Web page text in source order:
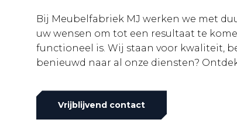
Bij Meubelfabriek MJ werken we met
uw wensen om tot een resultaat te
functioneel is. Wij staan voor kwaliteit,
benieuwd naar al onze diensten?
Vrijblijvend contact